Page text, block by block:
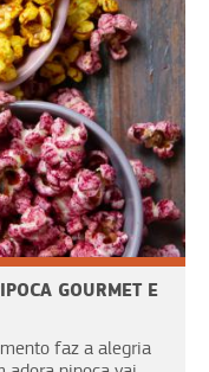
GOURMET E
faz a alegria